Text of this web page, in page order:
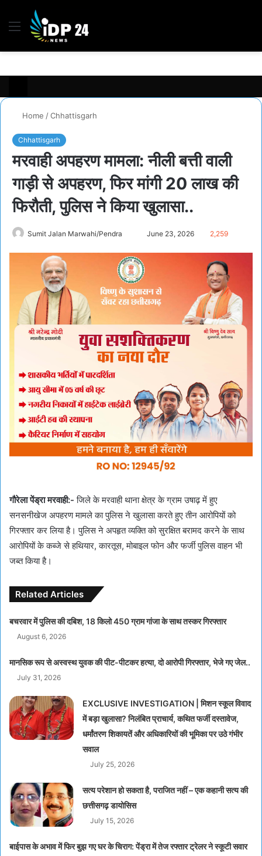
Menu
Home /Chhattisgarh
Chhattisgarh
मरवाही अपहरण मामला: नीली बत्ती वाली
गाड़ी से अपहरण, फिर मांगी 20 लाख की
फिरौती, पुलिस ने किया खुलासा..
Sumit Jalan Marwahi/Pendra
Send
email
June 23, 2026 2,259
गौरेला पेंड्रा मरवाही:- जिले के मरवाही थाना क्षेत्र के ग्राम उषाढ़ में हुए
सनसनीखेज अपहरण मामले का पुलिस ने खुलासा करते हुए तीन आरोपियों को
गिरफ्तार कर लिया है। पुलिस ने अपहृत व्यक्ति को सुरक्षित बरामद करने के साथ
आरोपियों के कब्जे से हथियार, कारतूस, मोबाइल फोन और फर्जी पुलिस वाहन भी
जब्त किया है।
Related Articles
बचरवार में पुलिस की दबिश, 18 किलो 450 ग्राम गांजा के साथ तस्कर गिरफ्तार
August 6, 2026
मानसिक रूप से अस्वस्थ युवक की पीट-पीटकर हत्या, दो आरोपी गिरफ्तार, भेजे गए जेल..
July 31, 2026
EXCLUSIVE INVESTIGATION | मिशन स्कूल विवाद
में बड़ा खुलासा? निलंबित प्राचार्य, कथित फर्जी दस्तावेज,
धर्मांतरण शिकायतें और अधिकारियों की भूमिका पर उठे गंभीर
सवाल
July 25, 2026
सत्य परेशान हो सकता है, पराजित नहीं – एक कहानी सत्य की
छत्तीसगढ़ डायोसिस
July 15, 2026
बाईपास के अभाव में फिर बुझ गए घर के चिराग: पेंड्रा में तेज रफ्तार ट्रेलर ने स्कूटी सवार